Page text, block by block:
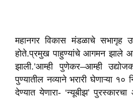
महानगर विकास मंडळाचे सभागृह
होते.प्रमुख पाहुण्यांचे आगमन झाले
झाली.’आम्ही पुणेकर–आम्ही
पुण्यातील नव्याने भरारी घेणाऱ्या
देण्यात येणारा- ‘न्यूबीझ’